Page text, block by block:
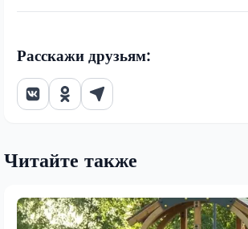
Расскажи друзьям:
Читайте также